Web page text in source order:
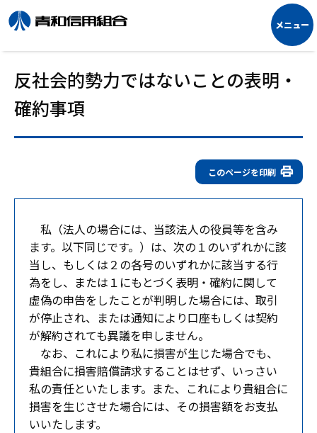
反社会的勢力ではないことの表明・
確約事項
このページを印刷
私（法人の場合には、当該法人の役員等を含み
ます。以下同じです。）は、次の１のいずれかに該
当し、もしくは２の各号のいずれかに該当する行
為をし、または１にもとづく表明・確約に関して
虚偽の申告をしたことが判明した場合には、取引
が停止され、または通知により口座もしくは契約
が解約されても異議を申しません。
なお、これにより私に損害が生じた場合でも、
貴組合に損害賠償請求することはせず、いっさい
私の責任といたします。また、これにより貴組合に
損害を生じさせた場合には、その損害額をお支払
いいたします。